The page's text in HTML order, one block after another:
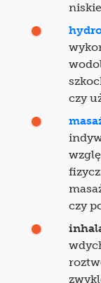
czy
czy